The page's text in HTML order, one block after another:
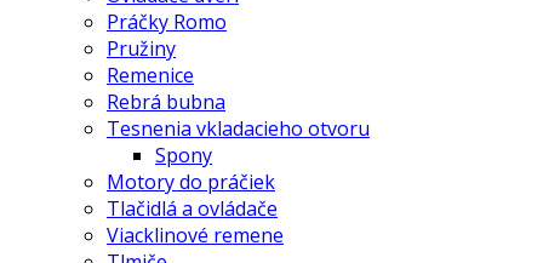
Práčky Romo
Pružiny
Remenice
Rebrá bubna
Tesnenia vkladacieho otvoru
Spony
Motory do práčiek
Tlačidlá a ovládače
Viacklinové remene